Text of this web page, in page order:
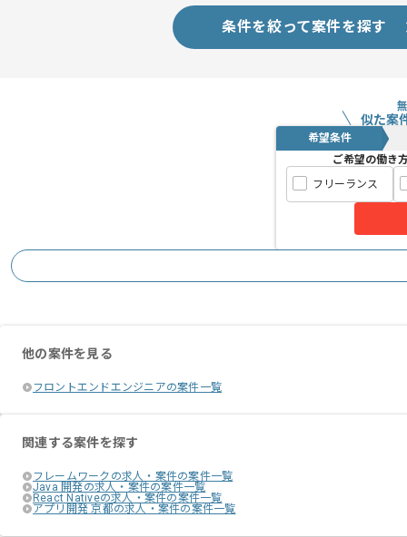
条件を絞って案件を探す
似た案
希望条件
ご希望の働き
フリーランス
他の案件を見る
フロントエンドエンジニアの案件一覧
関連する案件を探す
フレームワークの求人・案件の案件一覧
Java 開発の求人・案件の案件一覧
React Nativeの求人・案件の案件一覧
アプリ開発 京都の求人・案件の案件一覧